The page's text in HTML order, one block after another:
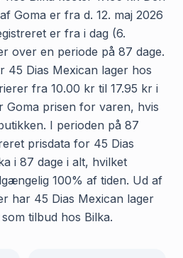
Goma er fra d. 12. maj 2026
er fra i dag (6.
over en periode på 87 dage.
45 Dias Mexican lager hos
fra 10.00 kr til 17.95 kr i
Goma prisen for varen, hvis
I perioden på 87
prisdata for 45 Dias
i 87 dage i alt, hvilket
100% af tiden. Ud af
har 45 Dias Mexican lager
tilbud hos Bilka.